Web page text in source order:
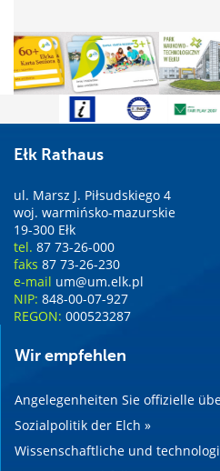
Ełk Rathaus
ul. Marsz J. Piłsudskiego 4
woj. warmińsko-mazurskie
19-300 Ełk
tel. 87 73-26-000
faks 87 73-26-230
e-mail um@um.elk.pl
NIP: 848-00-07-927
REGON: 000523287
Wir empfehlen
Angelegenheiten Sie offizielle
Sozialpolitik der Elch »
Wissenschaftliche und